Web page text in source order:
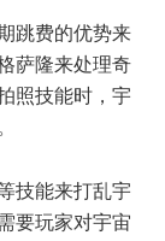
跳费的优势来
萨隆来处理奇
照技能时，宇
技能来打乱宇
要玩家对宇宙